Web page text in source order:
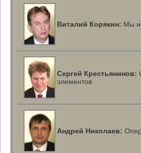
Виталий Корякин: Мы
Сергей Крестьянинов:
элементов
Андрей Николаев: